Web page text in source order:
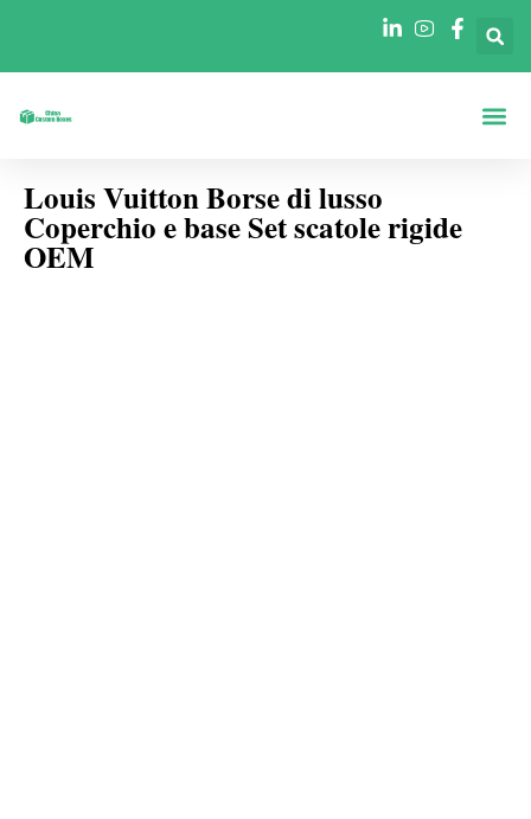
Louis Vuitton Borse di lusso
Coperchio e base Set scatole rigide
OEM